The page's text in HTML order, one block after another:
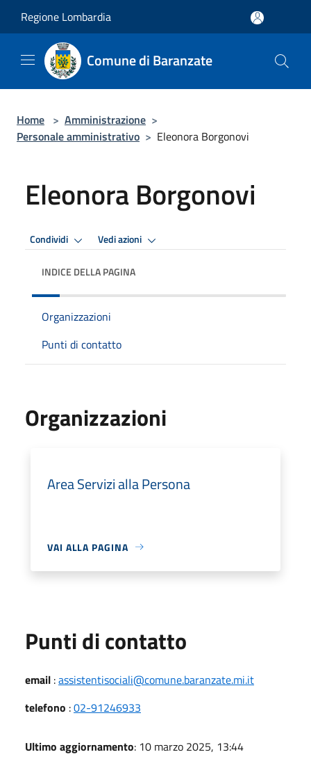
Regione Lombardia
Comune di Baranzate
Home > Amministrazione >
Personale amministrativo > Eleonora Borgonovi
Eleonora Borgonovi
Condividi Vedi azioni
INDICE DELLA PAGINA
Organizzazioni
Punti di contatto
Organizzazioni
Area Servizi alla Persona
VAI ALLA PAGINA
Punti di contatto
email :assistentisociali@comune.baranzate.mi.it
telefono :02-91246933
Ultimo aggiornamento: 10 marzo 2025, 13:44